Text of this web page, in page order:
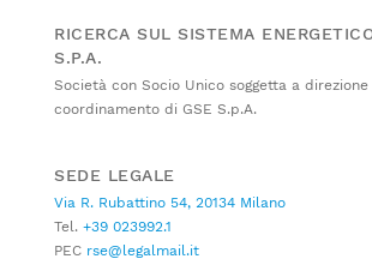
RICERCA SUL SISTEMA
S.P.A.
Società con Socio Unico soggetta a direzione
coordinamento di GSE S.p.A.
SEDE LEGALE
Via R. Rubattino 54, 20134 Milano
Tel. +39 023992.1
PEC rse@legalmail.it